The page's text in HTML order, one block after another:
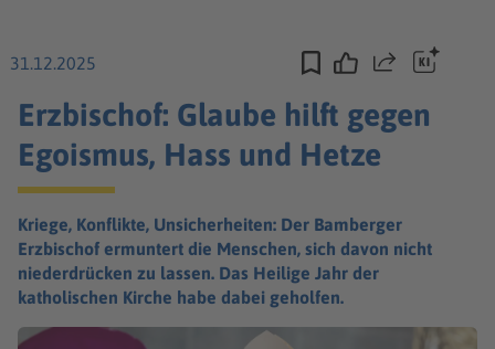
31.12.2025 Teilen
Erzbischof: Glaube hilft gegen
Egoismus, Hass und Hetze
Kriege, Konflikte, Unsicherheiten: Der Bamberger
Erzbischof ermuntert die Menschen, sich davon nicht
niederdrücken zu lassen. Das Heilige Jahr der
katholischen Kirche habe dabei geholfen.